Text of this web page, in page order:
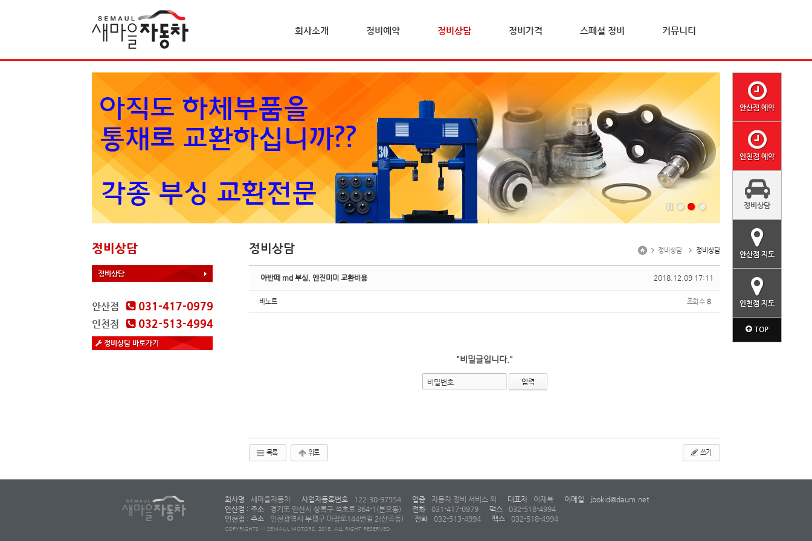
회사소개 정비예약 정비상담 정비가격 스페셜 정비 커뮤니티
정비상담
정비상담
안산점 031-417-0979
인천점 032-513-4994
정비상담 바로가기
정비상담 정비상담 정비상담
2018.12.09 17:11
아반떼 md 부싱, 엔진미미 교환비용
바노트 조회 수 8
"비밀글입니다."
비밀번호
목록 위로 쓰기
안산점 예약
인천점 예약
정비상담
안산점 지도
인천점 지도
TOP
회사명 새마을자동차 사업자등록번호 122-30-97554 업종 자동차 정비 서비스 외 대표자 이재복 이메일
jbokid@daum.net
안산점 : 주소
경기도 안산시 상록구 석호로 364-1(본오동) 전화 031-417-0979 팩스
032-518-4994
인천점 : 주소
인천광역시 부평구 마장로144번길 2(산곡동) 전화 032-513-4994 팩스 032-518-4994
COPYRIGHTS ⓒ SEMAUL MOTORS. 2015. ALL RIGHT RESERVED.